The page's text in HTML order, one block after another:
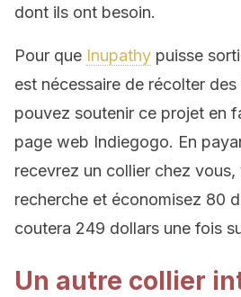
dont ils ont besoin.
Pour que Inupathy puisse
est nécessaire de récolter
pouvez soutenir ce projet en
page web Indiegogo. En
recevrez un collier chez
recherche et économisez 80
coutera 249 dollars une fois
Un autre collier